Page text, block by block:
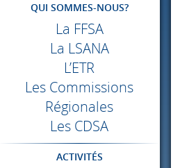
QUI SOMMES-NOUS?
La FFSA
La LSANA
L’ETR
Les Commissions
Régionales
Les CDSA
ACTIVITÉS